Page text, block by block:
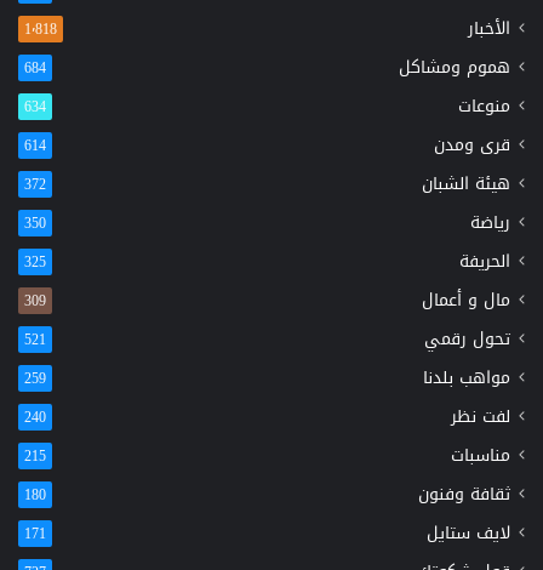
الأخبار 1٬818
هموم ومشاكل 684
منوعات 634
قرى ومدن 614
هيئة الشبان 372
رياضة 350
الحريفة 325
مال و أعمال 309
تحول رقمي 521
مواهب بلدنا 259
لفت نظر 240
مناسبات 215
ثقافة وفنون 180
لايف ستايل 171